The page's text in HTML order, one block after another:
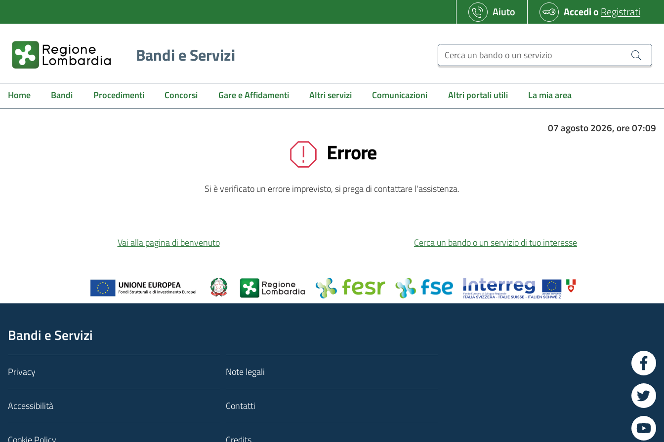
Aiuto AccedioRegistrati
Bandi e Servizi Cerca un bando o un servizio
Home Bandi Procedimenti Concorsi Gare e Affidamenti Altri servizi Comunicazioni Altri portali utili La mia area
07 agosto 2026, ore 07:09
Errore
Si è verificato un errore imprevisto, si prega di contattare l'assistenza.
Vai alla pagina di benvenuto Cerca un bando o un servizio di tuo interesse
Bandi e Servizi
Privacy
Accessibilità
Note legali
Contatti